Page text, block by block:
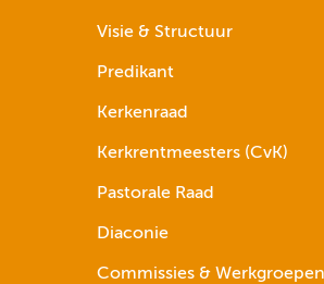
Visie & Structuur
Predikant
Kerkenraad
Kerkrentmeesters (CvK)
Pastorale Raad
Diaconie
Commissies & Werkgroepen